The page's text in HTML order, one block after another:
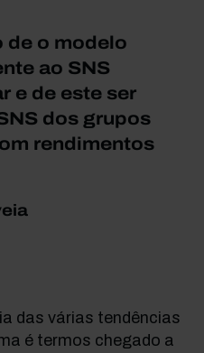
de o modelo
ao SNS
e de este ser
dos grupos
rendimentos
das várias tendências
é termos chegado a